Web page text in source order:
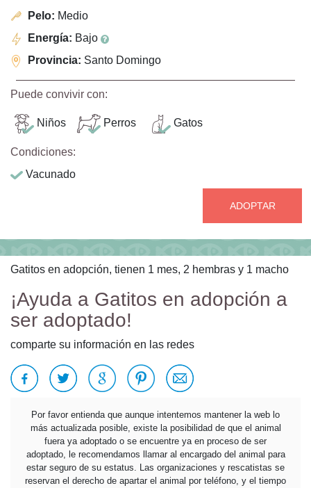
Pelo: Medio
Energía: Bajo
Provincia: Santo Domingo
Puede convivir con:
Niños Perros Gatos
Condiciones:
Vacunado
ADOPTAR
Gatitos en adopción, tienen 1 mes, 2 hembras y 1 macho
¡Ayuda a Gatitos en adopción a
ser adoptado!
comparte su información en las redes
Por favor entienda que aunque intentemos mantener la web lo
más actualizada posible, existe la posibilidad de que el animal
fuera ya adoptado o se encuentre ya en proceso de ser
adoptado, le recomendamos llamar al encargado del animal para
estar seguro de su estatus. Las organizaciones y rescatistas se
reservan el derecho de apartar el animal por teléfono, y el tiempo